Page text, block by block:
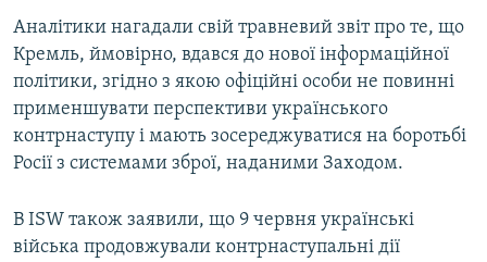
Аналітики нагадали свій травневий звіт про те, що
Кремль, ймовірно, вдався до нової інформаційної
політики, згідно з якою офіційні особи не повинні
применшувати перспективи українського
контрнаступу і мають зосереджуватися на боротьбі
Росії з системами зброї, наданими Заходом.
В ISW також заявили, що 9 червня українські
війська продовжували контрнаступальні дії